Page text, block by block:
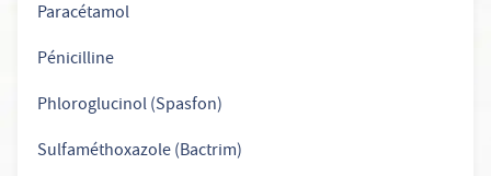
Paracétamol
Pénicilline
Phloroglucinol (Spasfon)
Sulfaméthoxazole (Bactrim)